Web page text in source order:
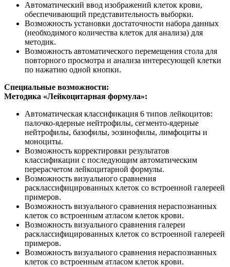
Автоматический ввод изображений клеток крови,
обеспечивающий представительность выборки.
Возможность установки достаточности набора данных
(необходимого количества клеток для анализа) для
методик.
Возможность автоматического перемещения стола для
повторного просмотра и анализа интересующей клетки
по нажатию одной кнопки.
Специальные возможности:
Методика «Лейкоцитарная формула»:
Автоматическая классификация 6 типов лейкоцитов:
палочко-ядерные нейтрофилы, сегменто-ядерные
нейтрофилы, базофилы, эозинофилы, лимфоциты и
моноциты.
Возможность корректировки результатов
классификации с последующим автоматическим
перерасчетом лейкоцитарной формулы.
Возможность визуального сравнения
расклассифицированных клеток со встроенной галереей
примеров.
Возможность визуального сравнения нераспознанных
клеток со встроенным атласом клеток крови.
Возможность визуального сравнения галереи
расклассифицированных клеток со встроенной галереей
примеров.
Возможность визуального сравнения нераспознанных
клеток со встроенным атласом клеток крови.